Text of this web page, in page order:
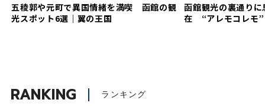
五稜郭や元町で異国情緒を満喫 函館の観
光スポット6選｜翼の王国
函館観光の裏通り
在 “アレモコレモ”
RANKING ランキング